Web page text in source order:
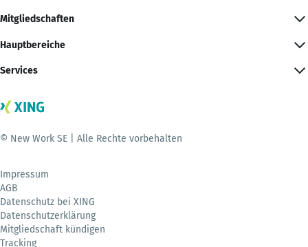
Mitgliedschaften
Hauptbereiche
Services
© New Work SE | Alle Rechte vorbehalten
Impressum
AGB
Datenschutz bei XING
Datenschutzerklärung
Mitgliedschaft kündigen
Tracking